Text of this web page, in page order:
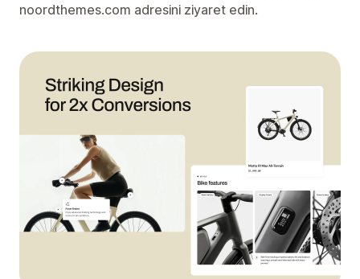
noordthemes.com adresini ziyaret edin.